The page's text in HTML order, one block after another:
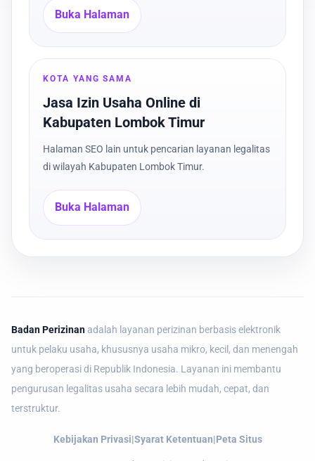
Buka Halaman
KOTA YANG SAMA
Jasa Izin Usaha Online di
Kabupaten Lombok Timur
Halaman SEO lain untuk pencarian layanan legalitas
di wilayah Kabupaten Lombok Timur.
Buka Halaman
Badan Perizinan adalah layanan perizinan berbasis elektronik
untuk pelaku usaha, khususnya usaha mikro, kecil, dan menengah
yang beroperasi di Republik Indonesia. Layanan ini membantu
pengurusan legalitas usaha secara lebih mudah, cepat, dan
terstruktur.
Kebijakan Privasi|Syarat Ketentuan|Peta Situs